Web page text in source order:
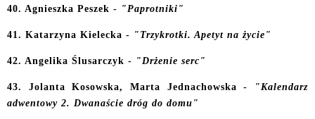
40. Agnieszka Peszek - "Paprotniki"
41. Katarzyna Kielecka - "Trzykrotki. Apetyt na życie"
42. Angelika Ślusarczyk - "Drżenie serc"
43. Jolanta Kosowska, Marta Jednachowska -
"Kalendarz
adwentowy 2. Dwanaście dróg do domu"